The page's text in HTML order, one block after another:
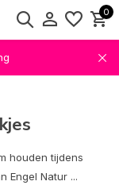
0
houden tijdens
Engel Natur ...